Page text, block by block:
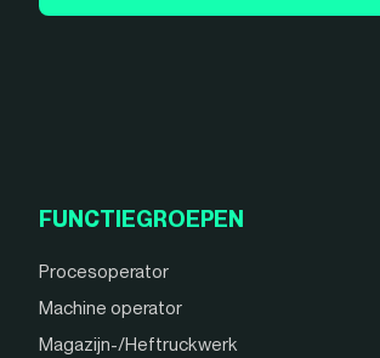
FUNCTIEGROEPEN
Procesoperator
Machine operator
Magazijn-/Heftruckwerk